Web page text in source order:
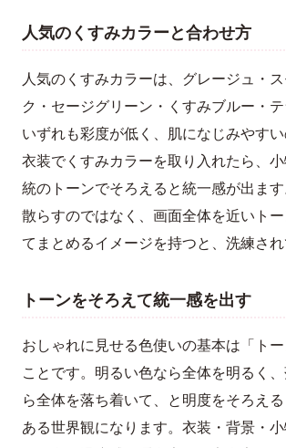
人気のくすみカラーと合わせ方
人気のくすみカラーは、グレージュ・
ク・セージグリーン・くすみブルー・テ
いずれも彩度が低く、肌になじみやすい
衣装でくすみカラーを取り入れたら、
統のトーンでそろえると統一感が出ま
散らすのではなく、画面全体を近いト
てまとめるイメージを持つと、洗練され
トーンをそろえて統一感を出す
おしゃれに見せる色使いの基本は「トー
ことです。明るい色なら全体を明るく
ら全体を落ち着いて、と明度をそろえ
ある世界観になります。衣装・背景・